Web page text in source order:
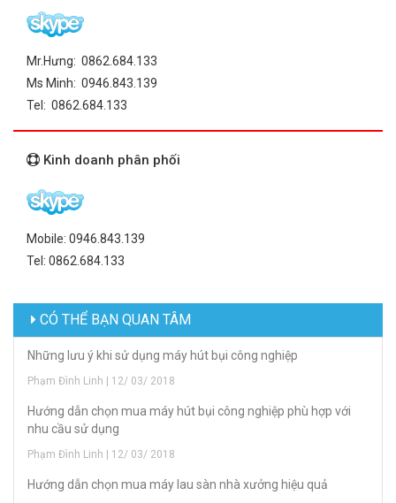
Mr.Hưng: 0862.684.133
Ms Minh: 0946.843.139
Tel: 0862.684.133
Kinh doanh phân phối
Mobile: 0946.843.139
Tel: 0862.684.133
CÓ THỂ BẠN QUAN TÂM
Những lưu ý khi sử dụng máy hút bụi công nghiệp
Phạm Đình Linh | 12/ 03/ 2018
Hướng dẫn chọn mua máy hút bụi công nghiệp phù hợp với
nhu cầu sử dụng
Phạm Đình Linh | 12/ 03/ 2018
Hướng dẫn chọn mua máy lau sàn nhà xưởng hiệu quả